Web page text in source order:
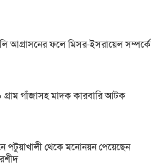
আগ্রাসনের ফলে মিসর-ইসরায়েল সম্পর্কে
গ্রাম গাঁজাসহ মাদক কারবারি আটক
পটুয়াখালী থেকে মনোনয়ন পেয়েছেন